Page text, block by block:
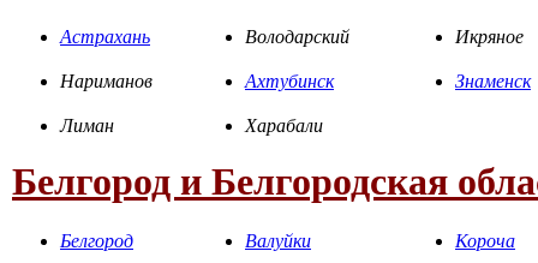
Астрахань Володарский Икряное
Нариманов Ахтубинск Знаменск
Лиман Харабали
Белгород и Белгородская
Белгород Валуйки Короча